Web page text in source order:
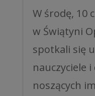
W środę, 10
w Świątyni
spotkali się
nauczyciele
noszących